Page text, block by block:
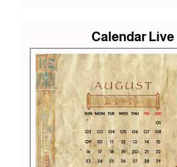
Calendar Live